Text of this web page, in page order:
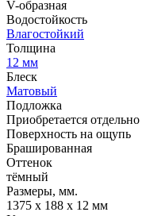
V-образная
Водостойкость
Влагостойкий
Толщина
12 мм
Блеск
Матовый
Подложка
Приобретается отдельно
Поверхность на ощупь
Брашированная
Оттенок
тёмный
Размеры, мм.
1375 х 188 х 12 мм